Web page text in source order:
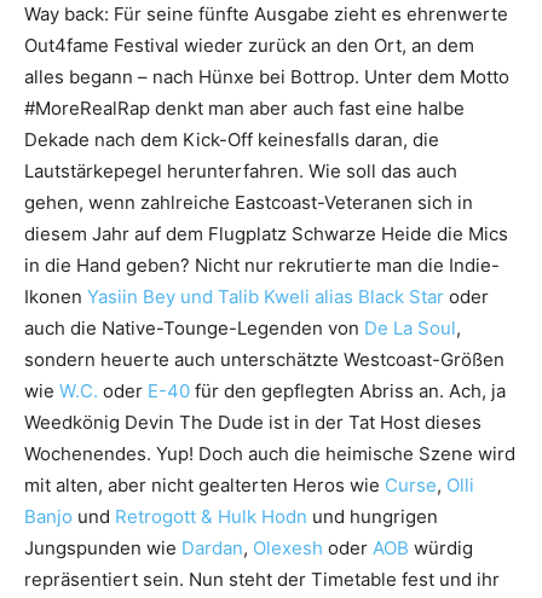
Way back: Für seine fünfte Ausgabe zieht es ehrenwerte
Out4fame Festival wieder zurück an den Ort, an dem
alles begann – nach Hünxe bei Bottrop. Unter dem Motto
#MoreRealRap denkt man aber auch fast eine halbe
Dekade nach dem Kick-Off keinesfalls daran, die
Lautstärkepegel herunterfahren. Wie soll das auch
gehen, wenn zahlreiche Eastcoast-Veteranen sich in
diesem Jahr auf dem Flugplatz Schwarze Heide die Mics
in die Hand geben? Nicht nur rekrutierte man die Indie-
Ikonen Yasiin Bey und Talib Kweli alias Black Star oder
auch die Native-Tounge-Legenden von De La Soul,
sondern heuerte auch unterschätzte Westcoast-Größen
wie W.C. oder E-40 für den gepflegten Abriss an. Ach, ja
Weedkönig Devin The Dude ist in der Tat Host dieses
Wochenendes. Yup! Doch auch die heimische Szene wird
mit alten, aber nicht gealterten Heros wie Curse, Olli
Banjo und Retrogott & Hulk Hodn und hungrigen
Jungspunden wie Dardan, Olexesh oder AOB würdig
repräsentiert sein. Nun steht der Timetable fest und ihr